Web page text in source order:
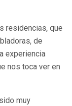
residencias, que
de
experiencia
nos toca ver en
muy